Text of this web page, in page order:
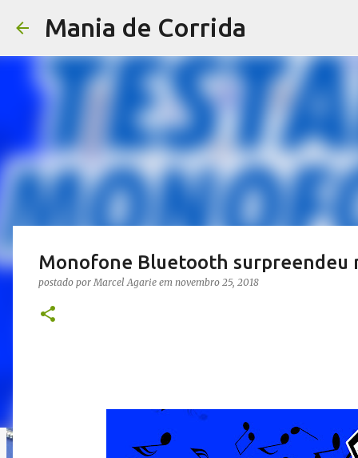
Mania de Corrida
Monofone Bluetooth surpreendeu
postado porMarcel Agarie em novembro 25, 2018